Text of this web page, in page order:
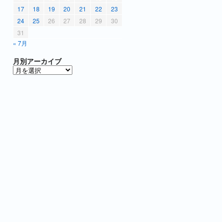
« 7月
17
18 19 20 21 22
23
24
25 26 27 28 29
30
31
月別アーカイブ